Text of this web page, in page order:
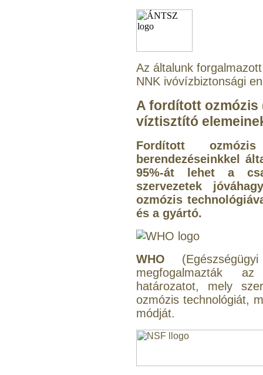
Az általunk
NNK ivóvízbiztonsági
A fordított ozmózis
víztisztító
Fordított
berendezéseinkkel
95%-át lehet a
szervezetek
ozmózis
és a gyártó.
WHO
megfogalmazták
határozatot, mely
ozmózis technológiát,
módját.